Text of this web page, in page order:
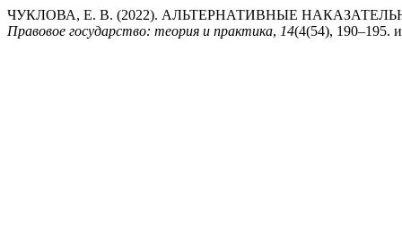
ЧУКЛОВА, Е. В. (2022). АЛЬТЕРНАТИВНЫЕ
Правовое государство: теория и практика, 14(4(54), 190–195.